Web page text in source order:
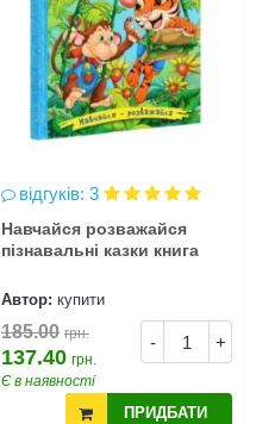
відгуків: 3
Навчайся розважайся
пізнавальні казки книга
Автор: купити
- +
185.00 грн.
137.40 грн.
Є в наявності
ПРИДБАТИ